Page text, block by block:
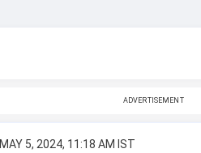
ADVERTISEMENT
MAY 5, 2024, 11:18 AM IST